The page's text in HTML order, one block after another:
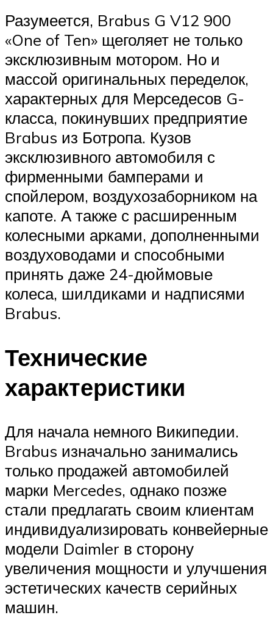
Разумеется, Brabus G V12 900
«One of Ten» щеголяет не только
эксклюзивным мотором. Но и
массой оригинальных переделок,
характерных для Мерседесов G-
класса, покинувших предприятие
Brabus из Ботропа. Кузов
эксклюзивного автомобиля с
фирменными бамперами и
спойлером, воздухозаборником на
капоте. А также с расширенным
колесными арками, дополненными
воздуховодами и способными
принять даже 24-дюймовые
колеса, шилдиками и надписями
Brabus.
Технические
характеристики
Для начала немного Википедии.
Brabus изначально занимались
только продажей автомобилей
марки Mercedes, однако позже
стали предлагать своим клиентам
индивидуализировать конвейерные
модели Daimler в сторону
увеличения мощности и улучшения
эстетических качеств серийных
машин.